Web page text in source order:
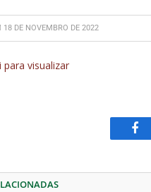
18 DE NOVEMBRO DE 2022
para visualizar